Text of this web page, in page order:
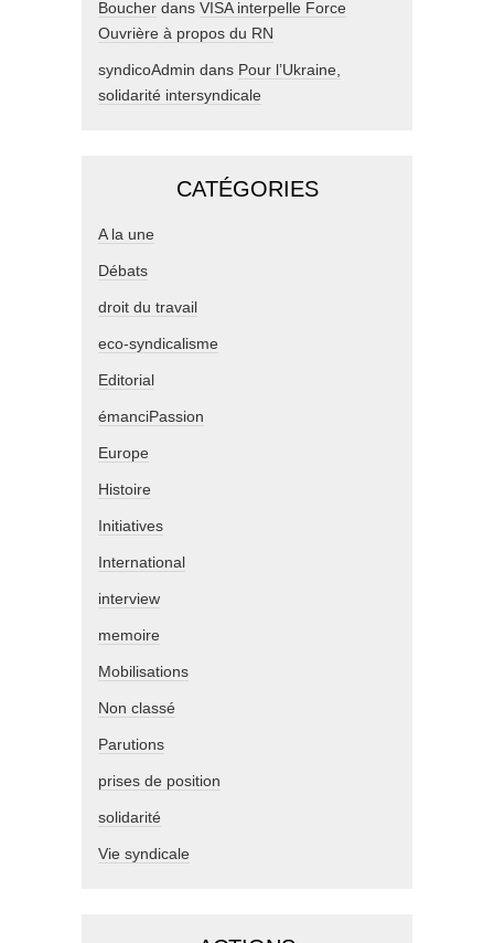
Boucher dans VISA interpelle Force
Ouvrière à propos du RN
syndicoAdmin dans Pour l’Ukraine,
solidarité intersyndicale
CATÉGORIES
A la une
Débats
droit du travail
eco-syndicalisme
Editorial
émanciPassion
Europe
Histoire
Initiatives
International
interview
memoire
Mobilisations
Non classé
Parutions
prises de position
solidarité
Vie syndicale